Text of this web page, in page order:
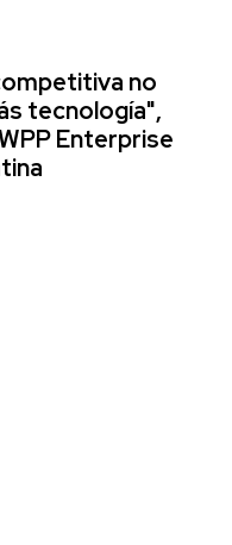
no
tecnología",
Enterprise